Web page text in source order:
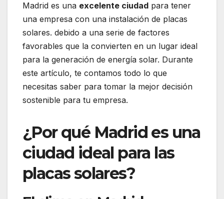
Madrid es una excelente ciudad para tener
una empresa con una instalación de placas
solares. debido a una serie de factores
favorables que la convierten en un lugar ideal
para la generación de energía solar. Durante
este artículo, te contamos todo lo que
necesitas saber para tomar la mejor decisión
sostenible para tu empresa.
¿Por qué Madrid es una
ciudad ideal para las
placas solares?